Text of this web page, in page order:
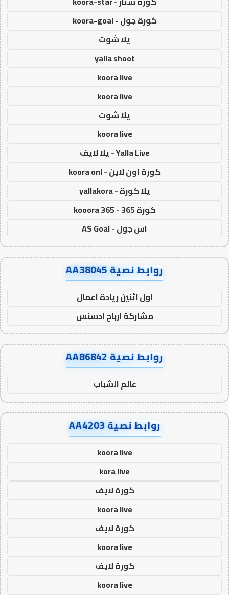
كورة جول - koora-goal
يلا شوت
yalla shoot
koora live
koora live
يلا شوت
koora live
Yalla Live - يلا لايف
كورة اون لاين - koora onl
يلا كورة - yallakora
كورة 365 - kooora 365
اس جول - AS Goal
روابط نصية AA38045
اول اثنين ريادة اعمال
مشاركة ارباح ادسنس
روابط نصية AA86842
عالم الشباب
روابط نصية AA4203
koora live
kora live
كورة لايف
koora live
كورة لايف
koora live
كورة لايف
koora live